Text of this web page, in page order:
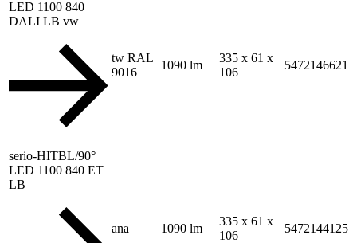
LED 1100 840
DALI LB vw
tw RAL
9016
1090 lm
335 x 61 x
106
5472146621
serio-HITBL/90°
LED 1100 840 ET
LB
ana 1090 lm
335 x 61 x
106
5472144125